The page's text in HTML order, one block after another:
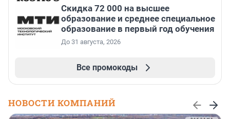
Скидка 72 000 на высшее
образование и среднее специальное
образование в первый год обучения
До 31 августа, 2026
Все промокоды
НОВОСТИ КОМПАНИЙ